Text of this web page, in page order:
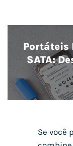
Portáteis
SATA:
Se você